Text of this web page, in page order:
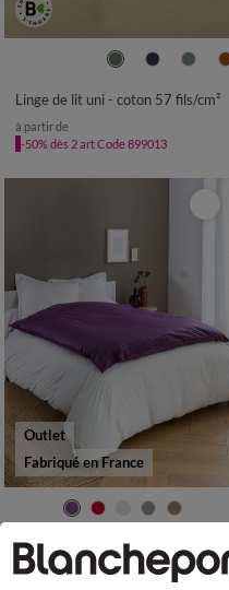
Linge de lit uni - coton 57 fils/cm²
à partir de
-50% dès 2 art Code 899013
Outlet
Fabriqué en France
Edredon naturel duvet et plumettes
100,00 €*